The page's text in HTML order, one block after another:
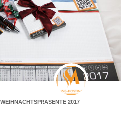
WEIHNACHTSPRÄSENTE 2017